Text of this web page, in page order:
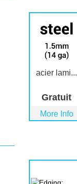
acier lami...
Gratuit
More Info